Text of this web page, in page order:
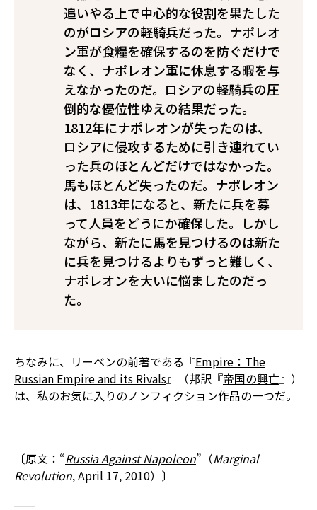
追いやる上で中心的な役割を果たした
のがロシアの軽騎兵だった。ナポレオ
ン軍が食糧を確保するのを防ぐだけで
なく、ナポレオン軍に休息する暇を与
えなかったのだ。ロシアの軽騎兵の圧
倒的な優位性ゆえの結果だった。
1812年にナポレオンが失ったのは、
ロシアに侵攻するために引き連れてい
った兵のほとんどだけではなかった。
馬もほとんど失ったのだ。ナポレオン
は、1813年になると、新たに兵を募
って人員をどうにか確保した。しかし
ながら、新たに馬を見つけるのは新た
に兵を見つけるよりもずっと難しく、
ナポレオンを大いに悩ましたのだっ
た。
ちなみに、リーベンの前著である『Empire：The
Russian Empire and its Rivals』（邦訳『帝国の興亡』）
は、私のお気に入りのノンフィクション作品の一つだ。
〔原文：“Russia Against Napoleon”（Marginal
Revolution, April 17, 2010）〕